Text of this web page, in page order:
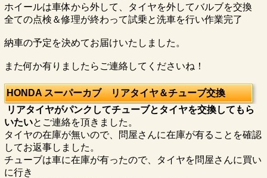
ホイールは車体から外して、タイヤを外してバルブを交換
全ての点検＆修理が終わって試乗と洗車を行い作業完了
納車の予定を決めてお届けいたしました。
また何か有りましたらご連絡してくださいね！
HONDA スーパーカブ リアタイヤ＆チューブ交換
リアタイヤがパンクしてチューブとタイヤを交換してもら
いたいとご連絡を頂きました。
タイヤの在庫が無いので、問屋さんに在庫が有ることを確認
してお返事しました。
チューブは車に在庫が有ったので、タイヤを問屋さんに買い
に行き